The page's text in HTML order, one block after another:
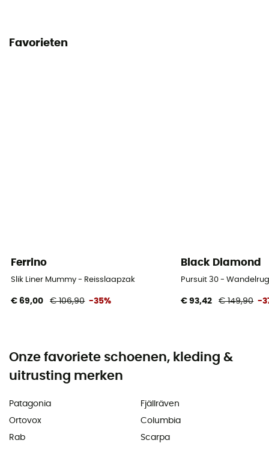
Favorieten
Ferrino
Slik Liner Mummy - Reisslaapzak
€ 69,00 € 106,90 -35%
Black Diamond
Pursuit 30 -
€ 93,42 € 149,90 -
Onze favoriete schoenen, kleding &
uitrusting merken
Patagonia
Ortovox
Rab
Fjällräven
Columbia
Scarpa